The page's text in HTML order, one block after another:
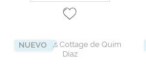
NUEVO